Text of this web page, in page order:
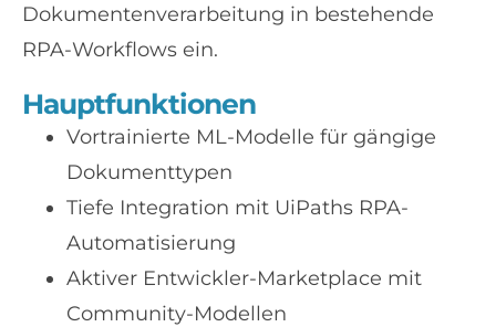
Dokumentenverarbeitung in bestehende
RPA-Workflows ein.
Hauptfunktionen
Vortrainierte ML-Modelle für gängige
Dokumenttypen
Tiefe Integration mit UiPaths RPA-
Automatisierung
Aktiver Entwickler-Marketplace mit
Community-Modellen